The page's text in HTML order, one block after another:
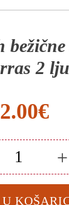
2
€
+